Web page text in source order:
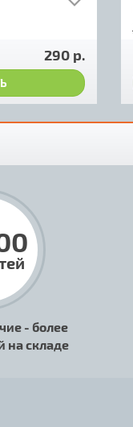
290 р.
- более
на складе